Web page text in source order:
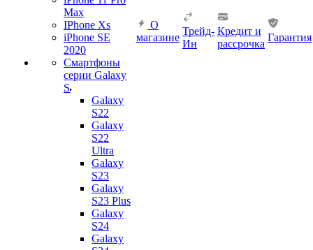
Max
IPhone Xs
iPhone SE
2020
Смартфоны
серии Galaxy
S
Galaxy
S22
Galaxy
S22
Ultra
Galaxy
S23
Galaxy
S23 Plus
Galaxy
S24
Galaxy
О
магазине
Трейд-
Ин
Кредит и
рассрочка
Гарантия